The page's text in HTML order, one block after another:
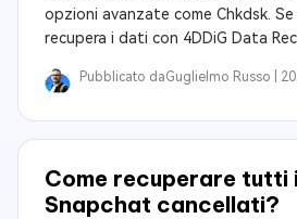
opzioni avanzate come Chkdsk. Se
recupera i dati con 4DDiG Data
Pubblicato daGuglielmo Russo |
Come recuperare tutti
Snapchat cancellati?